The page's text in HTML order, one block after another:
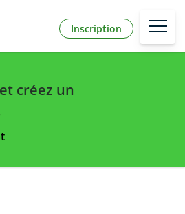
Inscription
créez un